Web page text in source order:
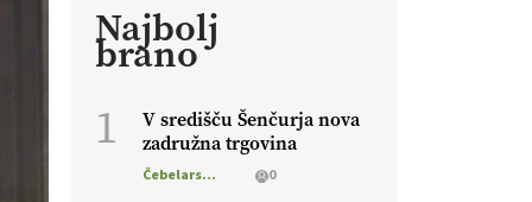
Najbolj
brano
1
V središču Šenčurja nova
zadružna trgovina
Čebelarstvo 0